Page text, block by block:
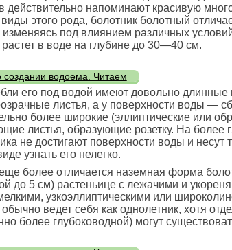
действительно напоминают красивую
виды этого рода, болотник болотный
изменяясь под влиянием различных
в воде на глубине до 30—40 см.
создании водоема. Читаем
его под водой имеют довольно
листья, а у поверхности воды —
более широкие (эллиптические или
листья, образующие розетку. На более
не достигают поверхности воды и несут
узнать его нелегко.
более отличается наземная форма
до 5 см) растеньице с лежачими и
узкоэллиптическими или
ведет себя как однолетник, хотя
более глубоководной) могут